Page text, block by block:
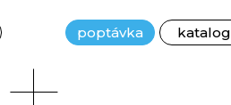
poptávka katalog